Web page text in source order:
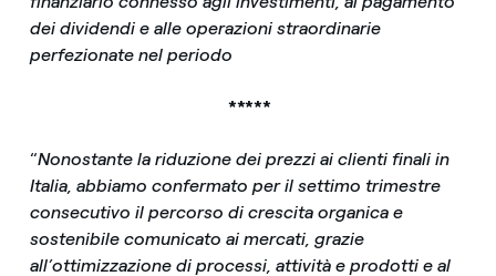
dei dividendi e alle operazioni straordinarie
perfezionate nel periodo
*****
“Nonostante la riduzione dei prezzi ai clienti finali in
Italia, abbiamo confermato per il settimo trimestre
consecutivo il percorso di crescita organica e
sostenibile comunicato ai mercati, grazie
all’ottimizzazione di processi, attività e prodotti e al